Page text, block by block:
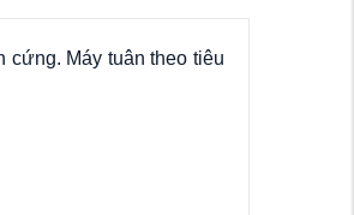
cứng. Máy tuân theo tiêu